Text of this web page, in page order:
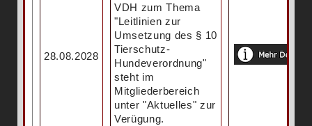
28.08.2028
VDH zum Thema
"Leitlinien zur
Umsetzung des § 10
Tierschutz-
Hundeverordnung"
steht im
Mitgliederbereich
unter "Aktuelles" zur
Verügung.